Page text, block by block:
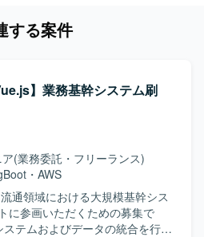
する案件
】業務基幹システム刷
(業務委託・フリーランス)
・ AWS
通領域における大規模基幹シス
に参画いただくための募集で